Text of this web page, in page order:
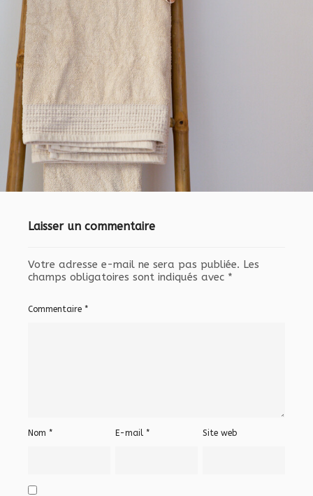
Laisser un commentaire
Votre adresse e-mail ne sera pas publiée. Les
champs obligatoires sont indiqués avec *
Commentaire *
Nom * E-mail* Site web